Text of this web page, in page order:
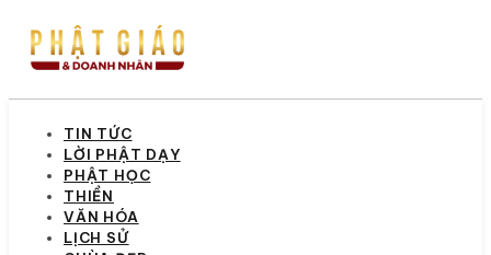
TIN TỨC
LỜI PHẬT DẠY
PHẬT HỌC
THIỀN
VĂN HÓA
LỊCH SỬ